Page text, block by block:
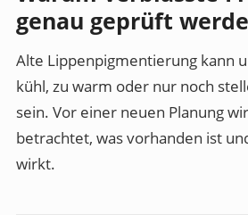
genau geprüft
Alte Lippenpigmentierung kann
kühl, zu warm oder nur noch
sein. Vor einer neuen Planung
betrachtet, was vorhanden ist
wirkt.